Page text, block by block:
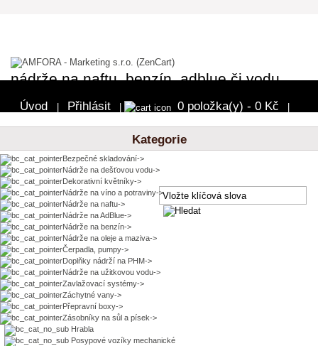
nádrže na naftu, benzín, adblue či vodu
Úvod Přihlásit 0 položka(y) - 0 Kč
Kategorie
Bezpečné skladování->
Nádrže na dešťovou vodu->
Dekorativní květníky->
Nádrže na víno a potraviny->
Nádrže na naftu->
Nádrže na AdBlue->
Nádrže na benzín->
Nádrže na oleje a maziva->
Čerpadla, pumpy->
Doplňky nádrží na PHM->
Nádrže na užitkovou vodu->
Zavlažovací systémy->
Záchytné vany->
Přepravní boxy->
Zásobníky na sůl a písek->
Hrabla
Posypové vozíky mechanické